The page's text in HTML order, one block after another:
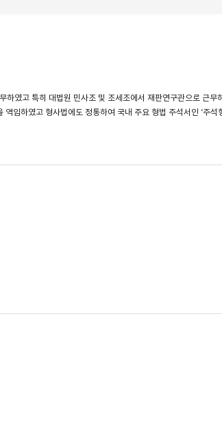
였고 특히 대법원 민사조 및 조세조에서 재판연구관으로 근무
임하였고 형사법에도 정통하여 국내 주요 형법 주석서인 ‘주석